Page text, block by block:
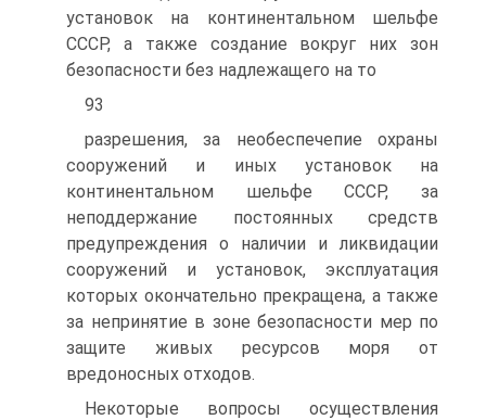
установок на континентальном шельфе
СССР, а также создание вокруг них зон
безопасности без надлежащего на то
93
разрешения, за необеспечепие охраны
сооружений и иных установок на
континентальном шельфе СССР, за
неподдержание постоянных средств
предупреждения о наличии и ликвидации
сооружений и установок, эксплуатация
которых окончательно прекращена, а также
за непринятие в зоне безопасности мер по
защите живых ресурсов моря от
вредоносных отходов.
Некоторые вопросы осуществления